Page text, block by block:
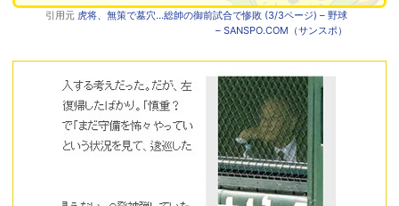
引用元 虎将、無策で墓穴…総帥の御前試合で惨敗 (3/3ページ) – 野球
– SANSPO.COM（サンスポ）